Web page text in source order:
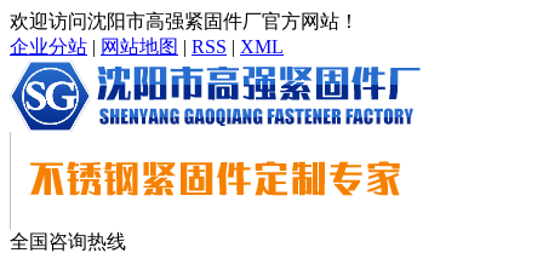
欢迎访问沈阳市高强紧固件厂官方网站！
企业分站 | 网站地图 | RSS | XML
全国咨询热线